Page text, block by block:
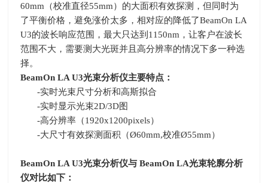
60mm （校准直径55mm）的大面积有效探测，但同时为
了平衡价格，避免涨价太多，相对应的降低了BeamOn LA
U3的波长响应范围，最大只达到 1150nm ，让客户在波长
范围不大，需要测大光斑并且高分辨率的情况下多一种选
择。
BeamOn LA U3光束分析仪主要特点：
-实时光束尺寸分析和高斯拟合
-实时显示光束2D/3D图
-高分辨率（1920x1200pixels）
-大尺寸有效探测面积（Ø60mm,校准Ø55mm）
BeamOn LA U3光束分析仪与 BeamOn LA光束轮廓分析
仪对比如下：